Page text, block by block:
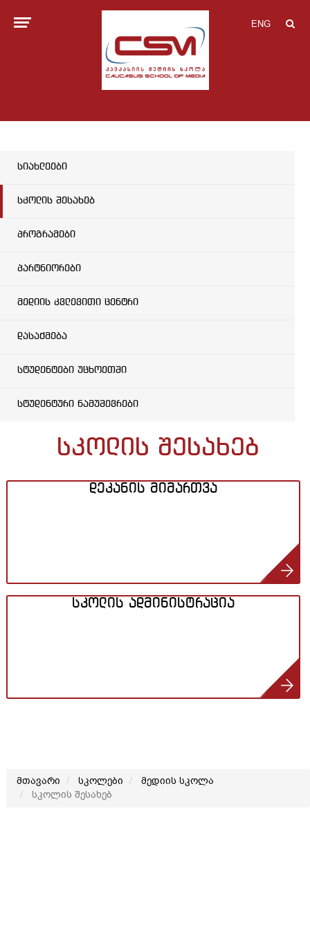
ENG
სიახლეები
სკოლის შესახებ
პროგრამები
პარტნიორები
მედიის კვლევითი ცენტრი
დასაქმება
სტუდენტები უცხოეთში
სტუდენტური ნამუშევრები
სკოლის შესახებ
დეკანის მიმართვა
სკოლის ადმინისტრაცია
მთავარი სკოლები
მედიის სკოლა
სკოლის შესახებ